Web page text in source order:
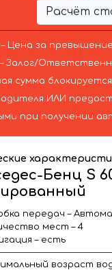
Расчёт
Цена за
– Залог/
сумма
ИЛИ
при получении
Бенц S
передач –
мест – 4
– есть
возраст